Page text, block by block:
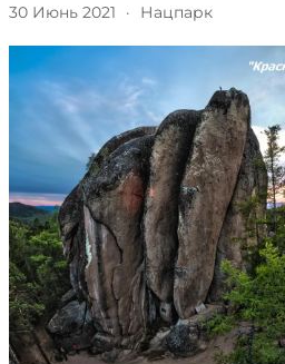
30 Июнь 2021 · Нацпарк